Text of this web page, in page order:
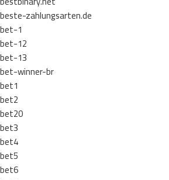
beste-zahlungsarten.de
bet-1
bet-12
bet-13
bet-winner-br
bet1
bet2
bet20
bet3
bet4
bet5
bet6